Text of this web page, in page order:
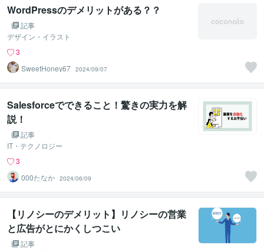
WordPressのデメリットがある？？
記事
デザイン・イラスト
3
SweetHoney67 2024/09/07
Salesforceでできること！驚きの実力を解
説！
記事
IT・テクノロジー
3
000たなか 2024/06/09
【リノシーのデメリット】リノシーの営業
と広告がとにかくしつこい
記事